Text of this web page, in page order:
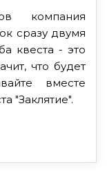
компания
сразу двумя
квеста - это
что будет
вместе
"Заклятие".